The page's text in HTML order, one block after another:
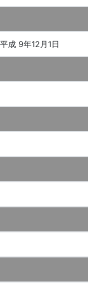
成 9年12月1日